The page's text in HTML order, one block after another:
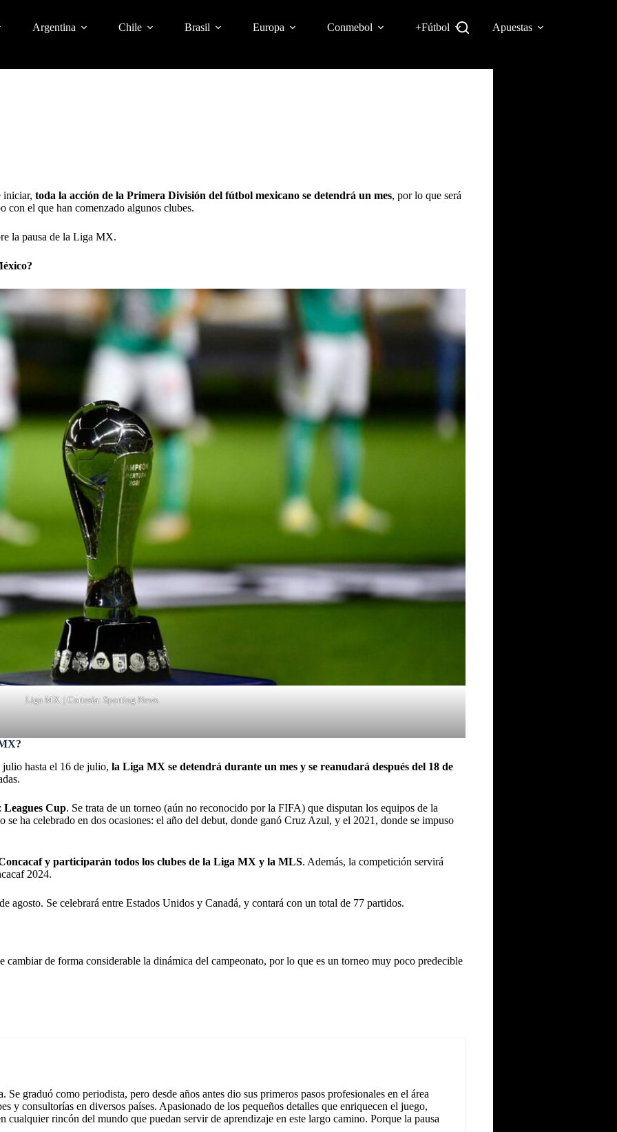
Argentina Chile Brasil Europa Conmebol +Fútbol Apuestas
iniciar, toda la acción de la Primera División del fútbol mexicano se detendrá un mes, por lo que será
con el que han comenzado algunos clubes.
la pausa de la Liga MX.
Liga MX. | Cortesía: Sporting News.
julio hasta el 16 de julio, la Liga MX se detendrá durante un mes y se reanudará después del 18 de
Leagues Cup. Se trata de un torneo (aún no reconocido por la FIFA) que disputan los equipos de la
ha celebrado en dos ocasiones: el año del debut, donde ganó Cruz Azul, y el 2021, donde se impuso
y participarán todos los clubes de la Liga MX y la MLS. Además, la competición servirá
2024.
agosto. Se celebrará entre Estados Unidos y Canadá, y contará con un total de 77 partidos.
cambiar de forma considerable la dinámica del campeonato, por lo que es un torneo muy poco predecible
graduó como periodista, pero desde años antes dio sus primeros pasos profesionales en el área
y consultorías en diversos países. Apasionado de los pequeños detalles que enriquecen el juego,
cualquier rincón del mundo que puedan servir de aprendizaje en este largo camino. Porque la pausa